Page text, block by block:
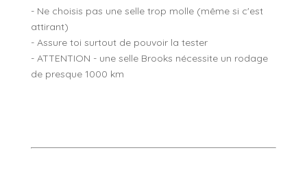
- Ne choisis pas une selle trop molle (même si c'est
attirant)
- Assure toi surtout de pouvoir la tester
- ATTENTION - une selle Brooks nécessite un rodage
de presque 1000 km